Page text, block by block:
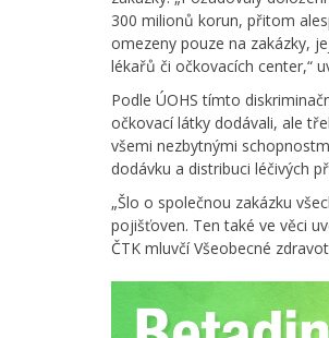
300 milionů korun, přitom
omezeny pouze na zakázky,
lékařů či očkovacích center,“
Podle ÚOHS tímto
očkovací látky dodávali, ale
všemi nezbytnými
dodávku a distribuci léčivých
„Šlo o společnou zakázku
pojišťoven. Ten také ve věci
ČTK mluvčí Všeobecné